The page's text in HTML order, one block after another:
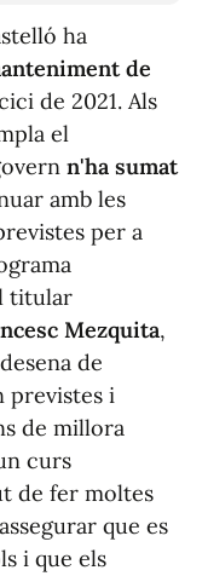
ha
de
de 2021. Als
el
n'ha sumat
amb les
per a
titular
Mezquita,
de
previstes i
de millora
curs
de fer moltes
que es
i que els